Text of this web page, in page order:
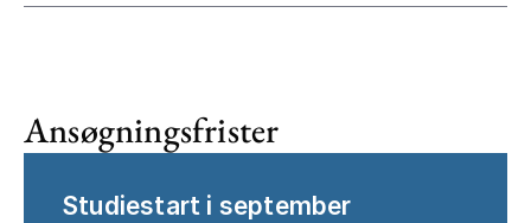
Ansøgningsfrister
Studiestart i september